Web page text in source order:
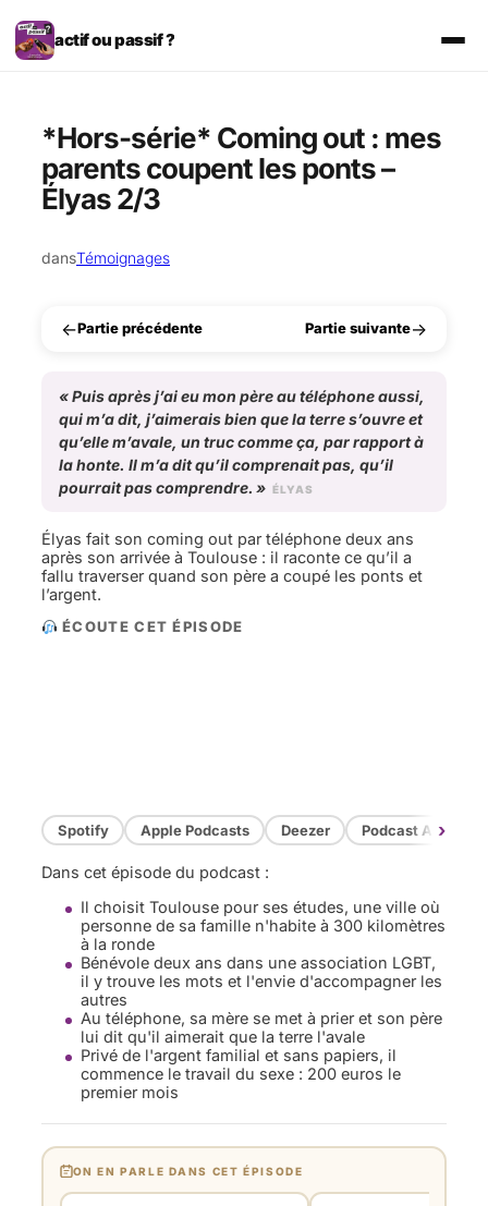
Aller
au
contenu
actif ou passif ?
*Hors-série* Coming out : mes
parents coupent les ponts –
Élyas 2/3
dansTémoignages
←Partie précédente Partie suivante→
«Puis après j’ai eu mon père au téléphone aussi,
qui m’a dit, j’aimerais bien que la terre s’ouvre et
qu’elle m’avale, un truc comme ça, par rapport à
la honte. Il m’a dit qu’il comprenait pas, qu’il
pourrait pas comprendre. » ÉLYAS
Élyas fait son coming out par téléphone deux ans
après son arrivée à Toulouse : il raconte ce qu’il a
fallu traverser quand son père a coupé les ponts et
l’argent.
ÉCOUTE CET ÉPISODE
Spotify Apple Podcasts Deezer Podcast Addict
›
Dans cet épisode du podcast :
Il choisit Toulouse pour ses études, une ville où
personne de sa famille n'habite à 300 kilomètres
à la ronde
Bénévole deux ans dans une association LGBT,
il y trouve les mots et l'envie d'accompagner les
autres
Au téléphone, sa mère se met à prier et son père
lui dit qu'il aimerait que la terre l'avale
Privé de l'argent familial et sans papiers, il
commence le travail du sexe : 200 euros le
premier mois
ON EN PARLE DANS CET ÉPISODE